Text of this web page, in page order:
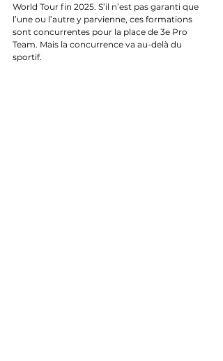
World Tour fin 2025. S’il n’est pas garanti que
l’une ou l’autre y parvienne, ces formations
sont concurrentes pour la place de 3e Pro
Team. Mais la concurrence va au-delà du
sportif.